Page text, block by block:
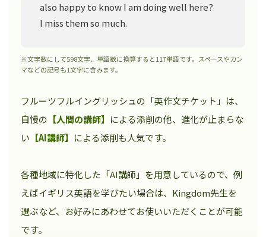
also happy to know I am doing well here?
I miss them so much.
※文字数にして598文字、単語数に換算すると117単語です。スペースやカン
マなどの記号も1文字に含みます。
フルーツフルイングリッシュの「英作文チケット」は、
自慢の 【人間の講師】 による添削の他、進化が止まらな
い 【AI講師】 による添削も人気です。
各種地域に特化した「AI講師」を用意しているので、例
えばイギリス英語を学びたい場合は、Kingdom先生を
選ぶなど、お好みにあわせてお使いいただくことが可能
です。